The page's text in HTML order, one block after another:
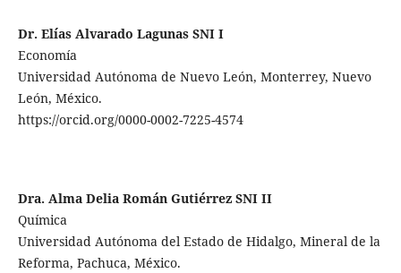
Dr. Elías Alvarado Lagunas SNI I
Economía
Universidad Autónoma de Nuevo León, Monterrey, Nuevo
León, México.
https://orcid.org/0000-0002-7225-4574
Dra. Alma Delia Román Gutiérrez SNI II
Química
Universidad Autónoma del Estado de Hidalgo, Mineral de la
Reforma, Pachuca, México.